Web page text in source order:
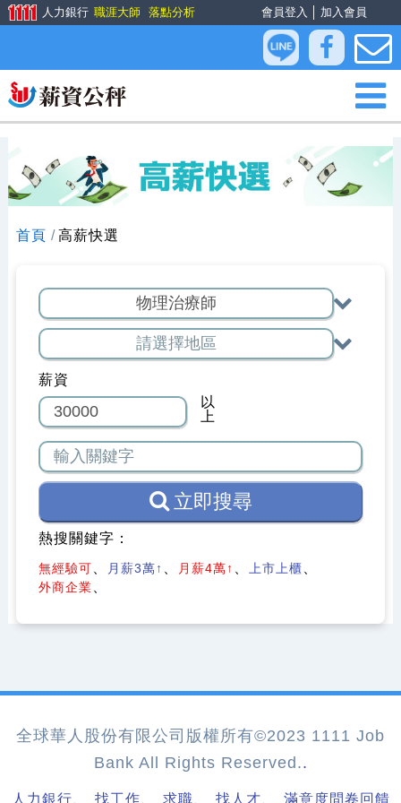
會員登入 加入會員
人力銀行 職涯大師 落點分析
首頁 高薪快選
薪資
以
上
立即搜尋
熱搜關鍵字：
無經驗可 月薪3萬↑ 月薪4萬↑
上市上櫃
外商企業
全球華人股份有限公司版權所有©2023 1111 Job
Bank All Rights Reserved..
人力銀行、 找工作、 求職、 找人才、 滿意度問卷回饋